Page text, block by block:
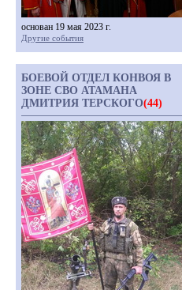
основан 19 мая 2023 г.
Другие события
БОЕВОЙ ОТДЕЛ КОНВОЯ В
ЗОНЕ СВО АТАМАНА
ДМИТРИЯ ТЕРСКОГО(44)